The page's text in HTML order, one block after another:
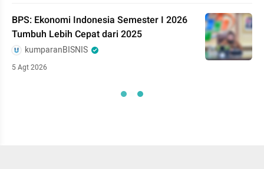
BPS: Ekonomi Indonesia Semester I 2026
Tumbuh Lebih Cepat dari 2025
kumparanBISNIS
5 Agt 2026